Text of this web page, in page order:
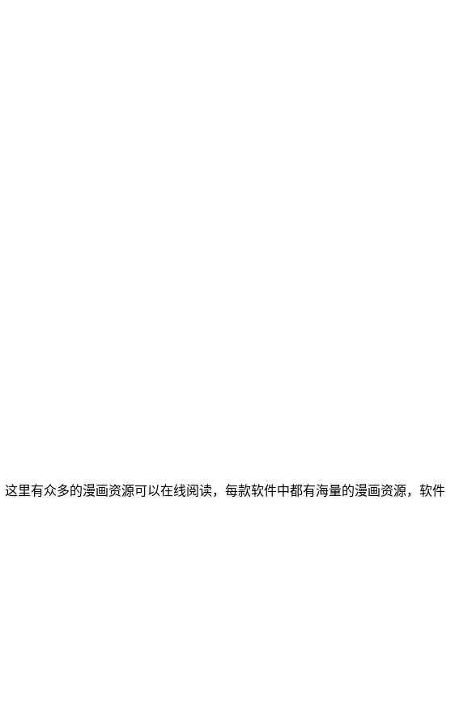
里有众多的漫画资源可以在线阅读，每款软件中都有海量的漫画资源，软件